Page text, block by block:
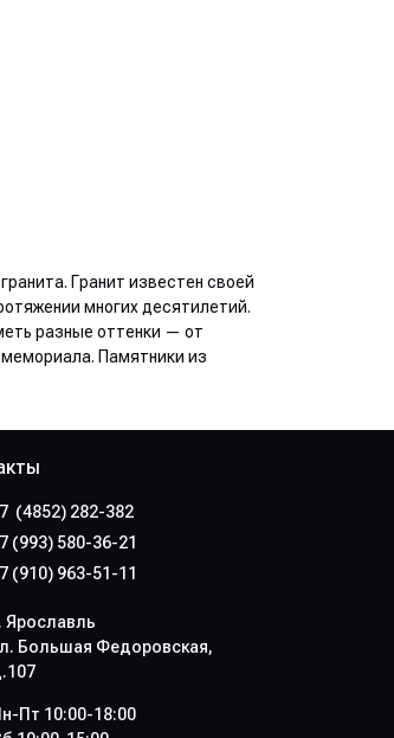
Гранит известен своей
многих десятилетий.
разные оттенки — от
мемориала. Памятники из
(4852) 282-382
(993) 580-36-21
(910) 963-51-11
Ярославль
Большая Федоровская,
Пт 10:00-18:00